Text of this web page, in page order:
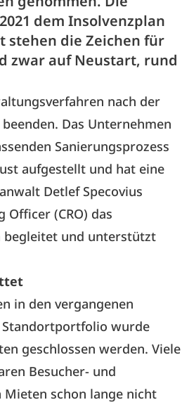
dem Insolvenzplan
die Zeichen für
zwar auf Neustart, rund
nach der
Das Unternehmen
Sanierungsprozess
aufgestellt und hat eine
Detlef Specovius
Officer (CRO) das
begleitet und unterstützt
in den vergangenen
wurde
geschlossen werden. Viele
Besucher- und
schon lange nicht